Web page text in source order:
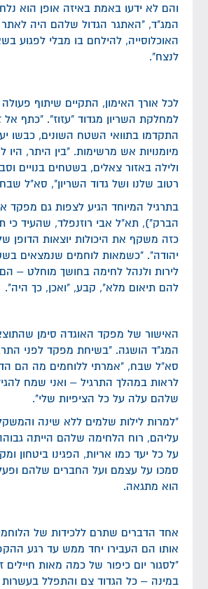
והם לא ידעו באמת באיזה אופן הוא
המג"ד, "האתגר הגדול שלהם היה
האוכלוסייה, להילחם בו מבלי לפגוע
לנצח".
לכל אורך האימון, התקיים שיתוף
למחלקת השריון מגדוד "עזוז". "כתף
התקדמו בתוואי השטח השונים, כבשו
מיומנויות אש מרשימות. "בין היתר, היו
ולילה באזור צאלים, בשטחים בנויים
רטוב שלנו ושל גדוד השריון", סא"ל
הברק"), תא"ל אבי רוזנפלד, שהעיד כי
כזה משקף את היכולות יוצאות הדופן
יהודה". "כשמאות לוחמים שנמצאים
לירות ולנהל לחימה בחושך מוחלט – הם
להם תיאום מלא", קבע, "ואכן, כך היה".
האישור של מפקד האוגדה סימן
המג"ד הושגה. "בשיחת מפקד לפני
סא"ל שבח, "אמרתי ללוחמים מה הם
לראות במהלך התרגיל – ואני שמח
שלהם עלה על כל הציפיות שלי".
"למרות לילות שלמים ללא שינה
עליהם, רוח הלחימה שלהם הייתה
על כל יעד כמו אריות, הפגינו ביטחון
סמכו על עצמם ועל החברים שלהם
הוא מתגאה.
אחד הדברים שתרם ללכידות של
אותו הם העבירו יחד ממש עד רגע
"לסגור יום כיפור של כמה מאות חיילים
במינה – כל הגדוד צם והתפלל בעשרות